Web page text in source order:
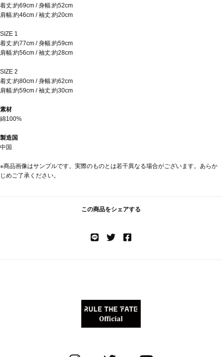
着丈:約69cm / 身幅:約52cm
肩幅:約46cm / 袖丈:約20cm
SIZE 1
着丈:約77cm / 身幅:約59cm
肩幅:約56cm / 袖丈:約28cm
SIZE 2
着丈:約80cm / 身幅:約62cm
肩幅:約59cm / 袖丈:約30cm
素材
綿100%
製造国
中国
※商品画像はサンプルです。実際のものとは若干異なる場合がございます。あらか
じめご了承ください。
この商品をシェアする